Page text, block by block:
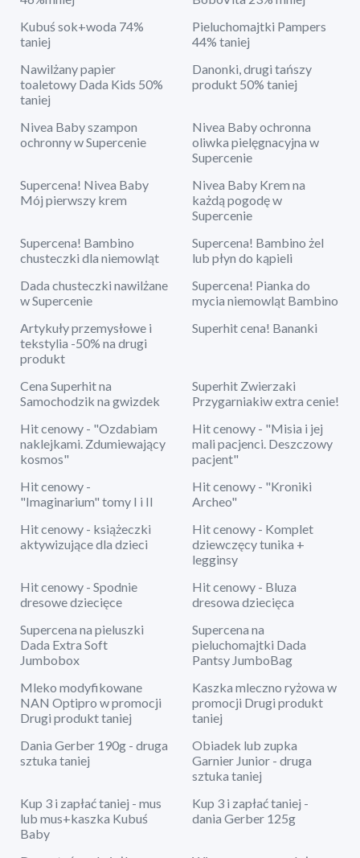
Kubuś sok+woda 74%
taniej
Pieluchomajtki Pampers
44% taniej
Nawilżany papier
toaletowy Dada Kids 50%
taniej
Danonki, drugi tańszy
produkt 50% taniej
Nivea Baby szampon
ochronny w Supercenie
Nivea Baby ochronna
oliwka pielęgnacyjna w
Supercenie
Supercena! Nivea Baby
Mój pierwszy krem
Nivea Baby Krem na
każdą pogodę w
Supercenie
Supercena! Bambino
chusteczki dla niemowląt
Supercena! Bambino żel
lub płyn do kąpieli
Dada chusteczki nawilżane
w Supercenie
Supercena! Pianka do
mycia niemowląt Bambino
Artykuły przemysłowe i
tekstylia -50% na drugi
produkt
Superhit cena! Bananki
Cena Superhit na
Samochodzik na gwizdek
Superhit Zwierzaki
Przygarniakiw extra cenie!
Hit cenowy - "Ozdabiam
naklejkami. Zdumiewający
kosmos"
Hit cenowy - "Misia i jej
mali pacjenci. Deszczowy
pacjent"
Hit cenowy -
"Imaginarium" tomy I i II
Hit cenowy - "Kroniki
Archeo"
Hit cenowy - książeczki
aktywizujące dla dzieci
Hit cenowy - Komplet
dziewczęcy tunika +
legginsy
Hit cenowy - Spodnie
dresowe dziecięce
Hit cenowy - Bluza
dresowa dziecięca
Supercena na pieluszki
Dada Extra Soft
Jumbobox
Supercena na
pieluchomajtki Dada
Pantsy JumboBag
Mleko modyfikowane
NAN Optipro w promocji
Drugi produkt taniej
Kaszka mleczno ryżowa w
promocji Drugi produkt
taniej
Dania Gerber 190g - druga
sztuka taniej
Obiadek lub zupka
Garnier Junior - druga
sztuka taniej
Kup 3 i zapłać taniej - mus
lub mus+kaszka Kubuś
Baby
Kup 3 i zapłać taniej -
dania Gerber 125g